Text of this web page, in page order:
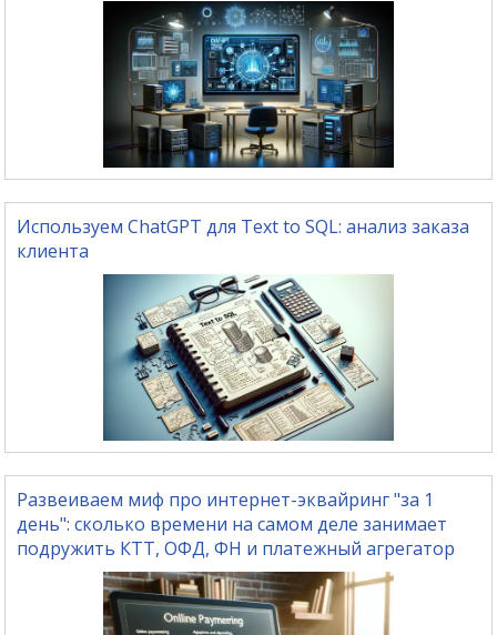
Используем ChatGPT для Text to SQL: анализ заказа
клиента
Развеиваем миф про интернет-эквайринг "за 1
день": сколько времени на самом деле занимает
подружить КТТ, ОФД, ФН и платежный агрегатор